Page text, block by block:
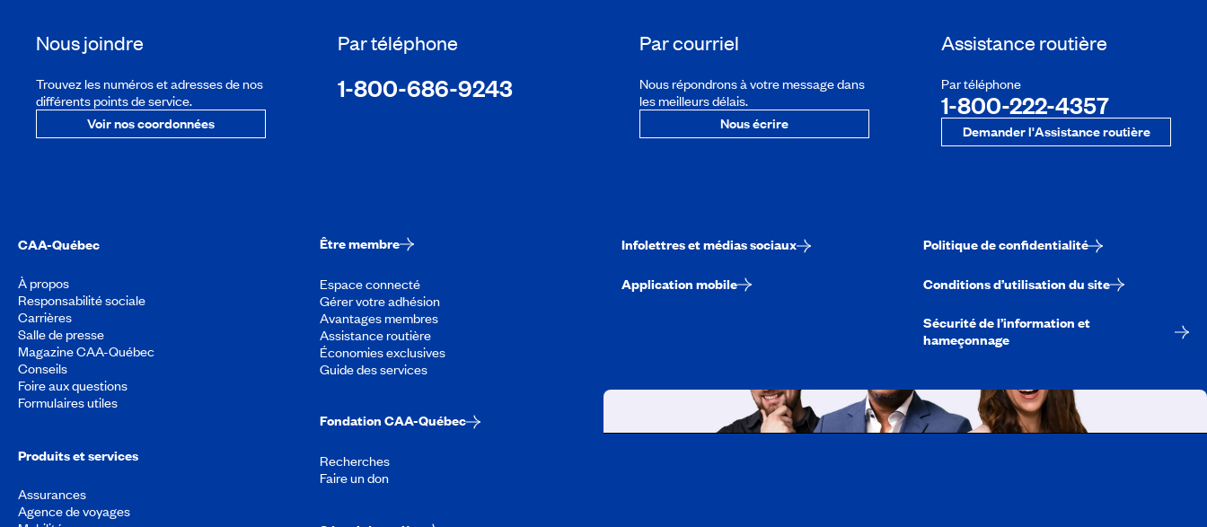
Nous joindre
Trouvez les numéros et adresses de nos
différents points de service.
Voir nos coordonnées
Par téléphone
1-800-686-9243
Par courriel
Nous répondrons à votre message dans
les meilleurs délais.
Nous écrire
Assistance routière
Par téléphone
1-800-222-4357
Demander l'Assistance routière
CAA-Québec
À propos
Responsabilité sociale
Carrières
Salle de presse
Magazine CAA-Québec
Conseils
Foire aux questions
Formulaires utiles
Produits et services
Assurances
Agence de voyages
Être membre
Espace connecté
Gérer votre adhésion
Avantages membres
Assistance routière
Économies exclusives
Guide des services
Fondation CAA-Québec
Recherches
Faire un don
Infolettres et médias sociaux
Application mobile
Politique de confidentialité
Conditions d’utilisation du site
Sécurité de l’information et
hameçonnage